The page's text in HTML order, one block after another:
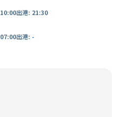
10:00出港: 21:30
07:00出港: -